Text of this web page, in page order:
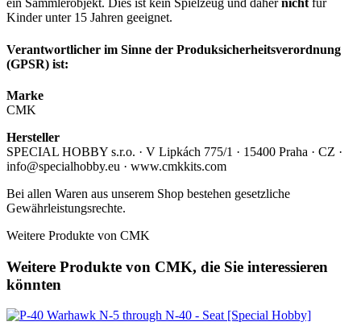
ein Sammlerobjekt. Dies ist kein Spielzeug und dahernicht für
Kinder unter 15 Jahren geeignet.
Verantwortlicher im Sinne der Produksicherheitsverordnung
(GPSR) ist:
Marke
CMK
Hersteller
SPECIAL HOBBY s.r.o. · V Lipkách 775/1 · 15400 Praha · CZ ·
info@specialhobby.eu · www.cmkkits.com
Bei allen Waren aus unserem Shop bestehen gesetzliche
Gewährleistungsrechte.
Weitere Produkte von CMK
Weitere Produkte von CMK, die Sie interessieren
könnten